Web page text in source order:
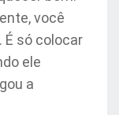
você
só colocar
ele
a